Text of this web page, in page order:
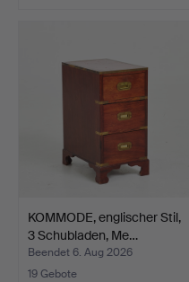
KOMMODE, englischer Stil,
3 Schubladen, Me…
Beendet 6. Aug 2026
19 Gebote